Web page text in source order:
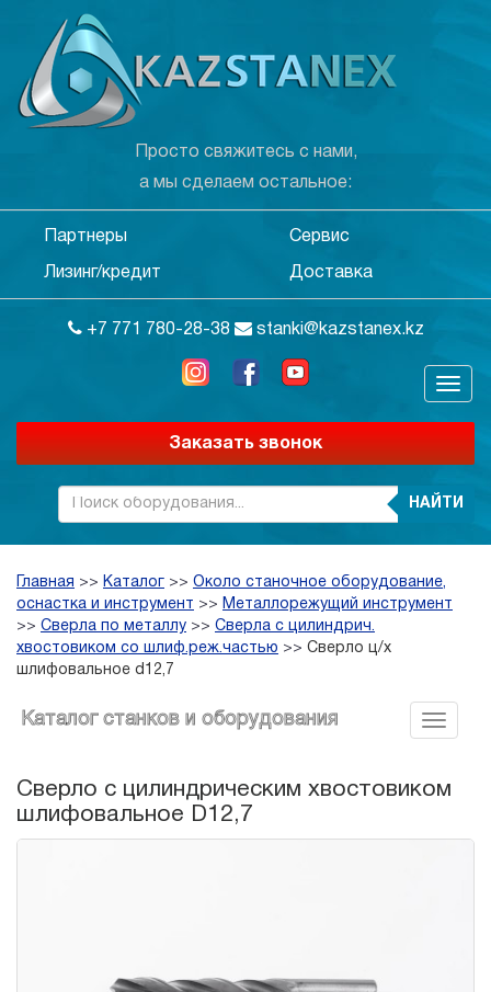
Просто свяжитесь с нами,
а мы сделаем остальное:
Партнеры Сервис
Лизинг/кредит Доставка
+7 771 780-28-38 stanki@kazstanex.kz
Заказать звонок
НАЙТИ
Главная >> Каталог >> Около станочное оборудование,
оснастка и инструмент >> Металлорежущий инструмент
>> Сверла по металлу >> Сверла с цилиндрич.
хвостовиком со шлиф.реж.частью >> Сверло ц/х
шлифовальное d12,7
Каталог станков и оборудования
Сверло с цилиндрическим хвостовиком
шлифовальное D12,7